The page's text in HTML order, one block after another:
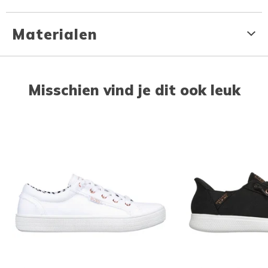
Materialen
Misschien vind je dit ook leuk